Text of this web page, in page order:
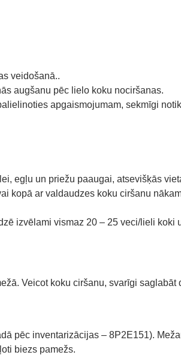
veidošanā..
augšanu pēc lielo koku nociršanas.
apgaismojumam, sekmīgi
egļu un priežu paaugai, atsevišķās
kopā ar valdaudzes koku ciršanu
izvēlami vismaz 20 – 25 veci/lieli koki
Veicot koku ciršanu, svarīgi
pēc inventarizācijas – 8P2E151).
biezs pamežs.